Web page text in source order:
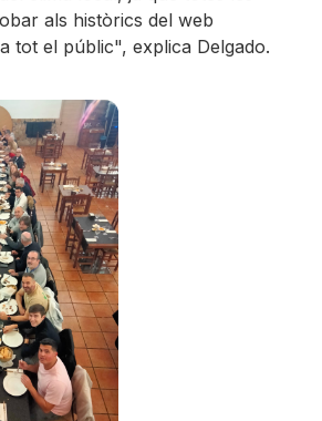
als històrics del web
tot el públic", explica Delgado.